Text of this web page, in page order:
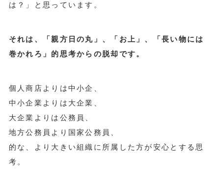
は？」と思っています。
それは、「親方日の丸」、「お上」、「長い物には
巻かれろ」的思考からの脱却です。
個人商店よりは中小企、
中小企業よりは大企業、
大企業よりは公務員、
地方公務員より国家公務員、
的な、より大きい組織に所属した方が安心とする思
考。